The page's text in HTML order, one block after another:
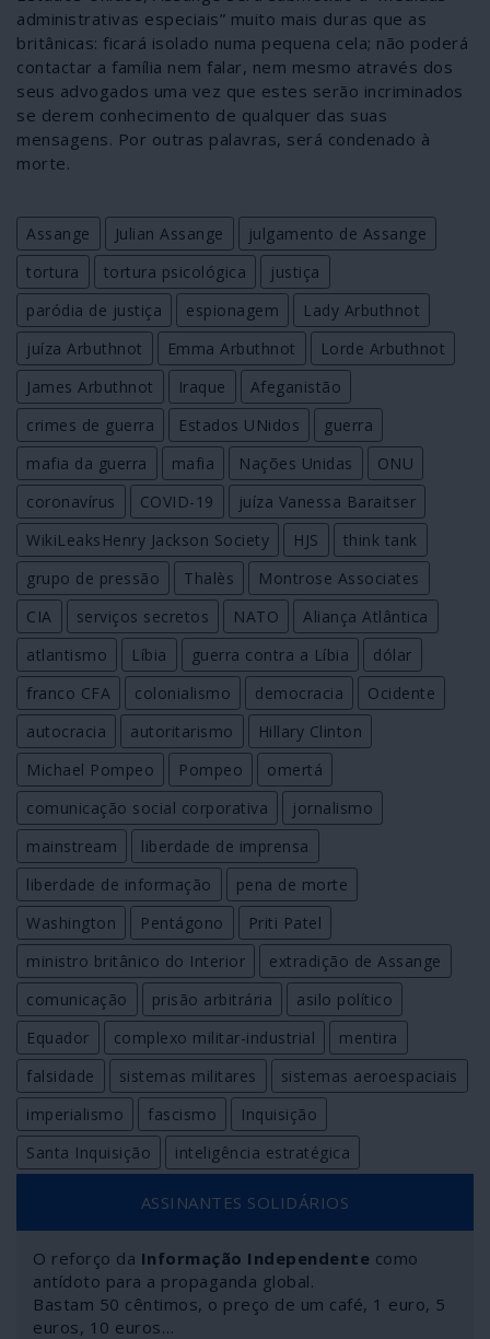
administrativas especiais” muito mais duras que as
britânicas: ficará isolado numa pequena cela; não poderá
contactar a família nem falar, nem mesmo através dos
seus advogados uma vez que estes serão incriminados
se derem conhecimento de qualquer das suas
mensagens. Por outras palavras, será condenado à
morte.
Assange Julian Assange
julgamento de Assange
tortura
tortura psicológica
justiça
paródia de justiça
espionagem
Lady Arbuthnot
juíza Arbuthnot
Emma Arbuthnot
Lorde Arbuthnot
James Arbuthnot
Iraque
Afeganistão
crimes de guerra
Estados UNidos
guerra
mafia da guerra
mafia Nações Unidas
ONU
coronavírus
COVID-19
juíza Vanessa Baraitser
WikiLeaksHenry Jackson Society
HJS
think tank
grupo de pressão
Thalès
Montrose Associates
CIA
serviços secretos NATO
Aliança Atlântica
atlantismo
Líbia guerra contra a Líbia
dólar
franco CFA
colonialismo democracia
Ocidente
autocracia
autoritarismo
Hillary Clinton
Michael Pompeo
Pompeo
omertá
comunicação social corporativa
jornalismo
mainstream
liberdade de imprensa
liberdade de informação
pena de morte
Washington
Pentágono
Priti Patel
ministro britânico do Interior
extradição de Assange
comunicação
prisão arbitrária
asilo político
Equador
complexo militar-industrial
mentira
falsidade
sistemas militares
sistemas aeroespaciais
imperialismo
fascismo
Inquisição
Santa Inquisição
inteligência estratégica
ASSINANTES SOLIDÁRIOS
O reforço da Informação Independente como
antídoto para a propaganda global.
Bastam 50 cêntimos, o preço de um café, 1 euro, 5
euros, 10 euros…